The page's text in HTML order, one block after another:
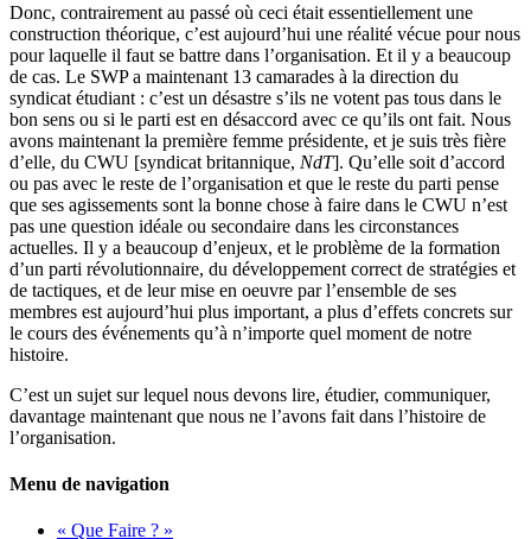
Donc, contrairement au passé où ceci était essentiellement une
construction théorique, c’est aujourd’hui une réalité vécue pour nous
pour laquelle il faut se battre dans l’organisation. Et il y a beaucoup
de cas. Le SWPa maintenant 13 camarades à la direction du
syndicat étudiant : c’est un désastre s’ils ne votent pas tous dans le
bon sens ou si le parti est en désaccord avec ce qu’ils ont fait. Nous
avons maintenant la première femme présidente, et je suis très fière
d’elle, du CWU [syndicat britannique, NdT]. Qu’elle soit d’accord
ou pas avec le reste de l’organisation et que le reste du parti pense
que ses agissements sont la bonne chose à faire dans le CWU n’est
pas une question idéale ou secondaire dans les circonstances
actuelles. Il y a beaucoup d’enjeux, et le problème de la formation
d’un parti révolutionnaire, du développement correct de stratégies et
de tactiques, et de leur mise en oeuvre par l’ensemble de ses
membres est aujourd’hui plus important, a plus d’effets concrets sur
le cours des événements qu’à n’importe quel moment de notre
histoire.
C’est un sujet sur lequel nous devons lire, étudier, communiquer,
davantage maintenant que nous ne l’avons fait dans l’histoire de
l’organisation.
Menu de navigation
« Que Faire ? »